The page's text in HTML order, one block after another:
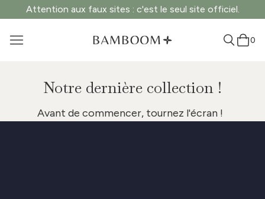
Attention aux faux sites : c'est le seul site officiel.
0
Notre dernière collection !
Avant de commencer, tournez l'écran !